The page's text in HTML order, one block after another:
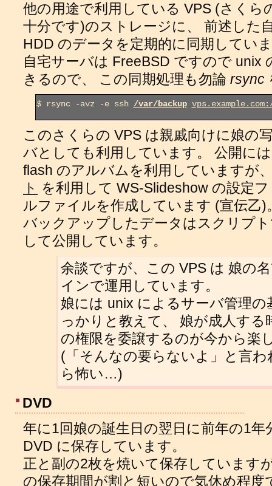
他の用途で利用している VPS (さくら
十分です)のストレージに、 前述した
HDD のデータを定期的に同期してい
自宅サーバは FreeBSD ですので unix
きるので、 この同期処理も勿論 rsync
$ rsync -avz -e ssh /var/backup
このさくらの VPS は親戚向けに娘の
バとしても利用しています。 公開に
flash のアルバムを利用していますが
ト を利用して WS-Slideshow の設定
ルファイルを作成しています (宣伝乙)
バックアップしたデータはスクリプ
して公開しています。
余談ですが、この VPS は 娘の
インで運用しています。
娘には unix によるサーバ管理の
っかりと教えて、 娘が成人する
の権限を委譲するのが今から楽
(「そんなの要らないよ」と言
ら怖い…)
DVD
年に1回娘の誕生日の翌日に前年の1
DVD に保存しています。
正と副の2枚を焼いて保存しています
の保存期間が割と短いので気休め程度